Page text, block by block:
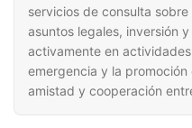
servicios de consulta
asuntos legales, inversión
activamente en
emergencia y la
amistad y cooperación